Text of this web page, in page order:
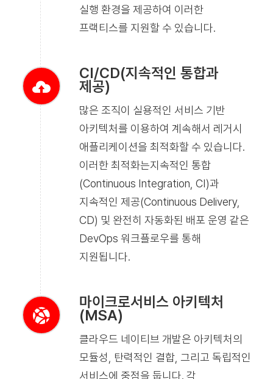
실행 환경을 제공하여 이러한
프랙티스를 지원할 수 있습니다.
CI/CD(지속적인 통합과
제공)
많은 조직이 실용적인 서비스 기반
아키텍처를 이용하여 계속해서 레거시
애플리케이션을 최적화할 수 있습니다.
이러한 최적화는지속적인 통합
(Continuous Integration, CI)과
지속적인 제공(Continuous Delivery,
CD) 및 완전히 자동화된 배포 운영 같은
DevOps 워크플로우를 통해
지원됩니다.
마이크로서비스 아키텍처
(MSA)
클라우드 네이티브 개발은 아키텍처의
모듈성, 탄력적인 결합, 그리고 독립적인
서비스에 중점을 둡니다. 각